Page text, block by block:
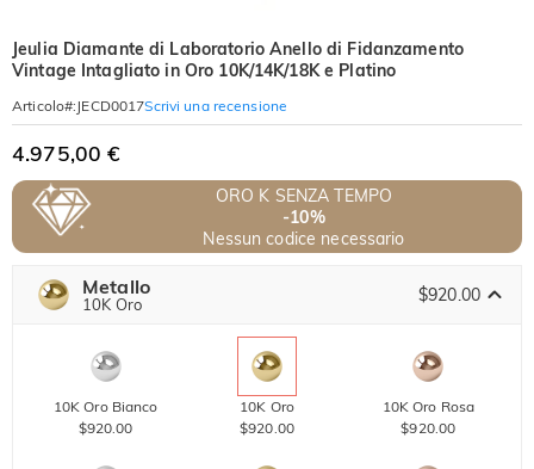
Jeulia Diamante di Laboratorio Anello di Fidanzamento
Vintage Intagliato in Oro 10K/14K/18K e Platino
Articolo#: JECD0017Scrivi una recensione
4.975,00 €
ORO K SENZA TEMPO
-10%
Nessun codice necessario
Metallo
10K Oro $920.00
10K Oro Bianco
$920.00
10K Oro
$920.00
10K Oro Rosa
$920.00